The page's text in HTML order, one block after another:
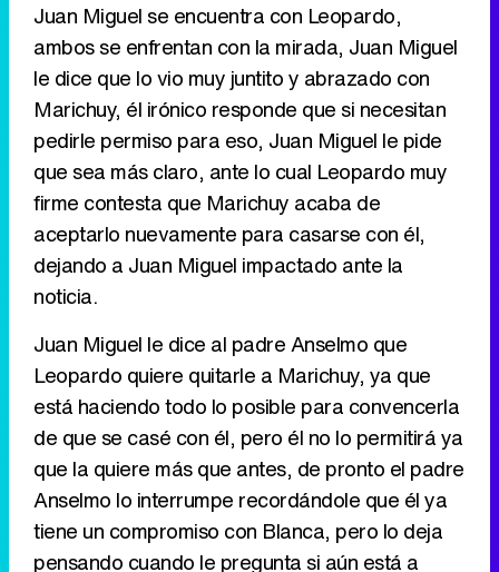
Juan Miguel se encuentra con Leopardo,
ambos se enfrentan con la mirada, Juan Miguel
le dice que lo vio muy juntito y abrazado con
Marichuy, él irónico responde que si necesitan
pedirle permiso para eso, Juan Miguel le pide
que sea más claro, ante lo cual Leopardo muy
firme contesta que Marichuy acaba de
aceptarlo nuevamente para casarse con él,
dejando a Juan Miguel impactado ante la
noticia.
Juan Miguel le dice al padre Anselmo que
Leopardo quiere quitarle a Marichuy, ya que
está haciendo todo lo posible para convencerla
de que se casé con él, pero él no lo permitirá ya
que la quiere más que antes, de pronto el padre
Anselmo lo interrumpe recordándole que él ya
tiene un compromiso con Blanca, pero lo deja
pensando cuando le pregunta si aún está a